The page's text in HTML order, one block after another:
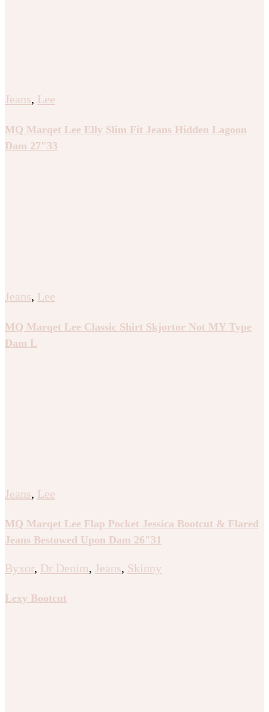
Jeans, Lee
MQ Marqet Lee Elly Slim Fit Jeans Hidden Lagoon
Dam 27″33
Jeans, Lee
MQ Marqet Lee Classic Shirt Skjortor Not MY Type
Dam L
Jeans, Lee
MQ Marqet Lee Flap Pocket Jessica Bootcut & Flared
Jeans Bestowed Upon Dam 26″31
Byxor, Dr Denim, Jeans, Skinny
Lexy Bootcut